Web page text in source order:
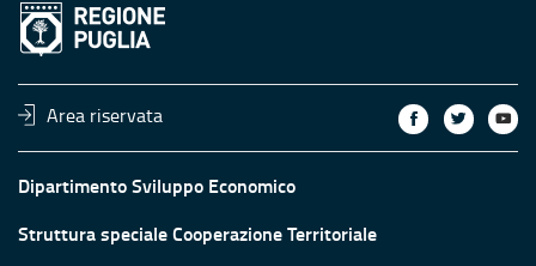
Area riservata
Dipartimento Sviluppo Economico
Struttura speciale Cooperazione Territoriale